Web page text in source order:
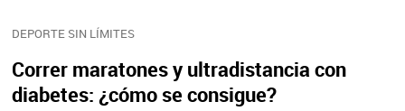
DEPORTE SIN LÍMITES
Correr maratones y ultradistancia con
diabetes: ¿cómo se consigue?